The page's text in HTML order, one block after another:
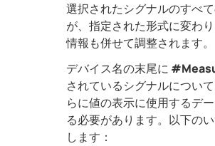
選択されたシグナルのすべ
が、指定された形式に変わ
情報も併せて調整されます。
デバイス名の末尾に
されているシグナルについ
らに値の表示に使用するデ
る必要があります。以下の
します：